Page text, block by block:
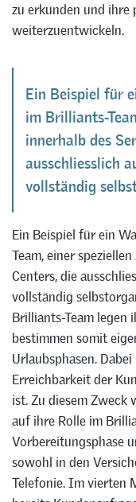
zu erkunden und ihre
weiterzuentwickeln.
Ein Beispiel für
im Brilliants-
innerhalb des
ausschliesslich
vollständig
Ein Beispiel für ein
Team, einer
Centers, die
vollständig
Brilliants-Team legen
bestimmen somit
Urlaubsphasen.
Erreichbarkeit der
ist. Zu diesem Zweck
auf ihre Rolle im
Vorbereitungsphase
sowohl in den
Telefonie. Im vierten